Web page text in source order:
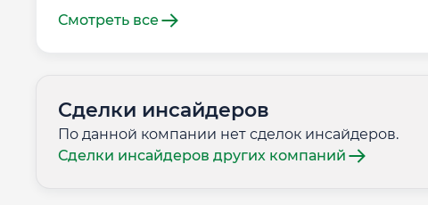
Смотреть все
Сделки инсайдеров
По данной компании нет сделок инсайдеров.
Сделки инсайдеров других компаний